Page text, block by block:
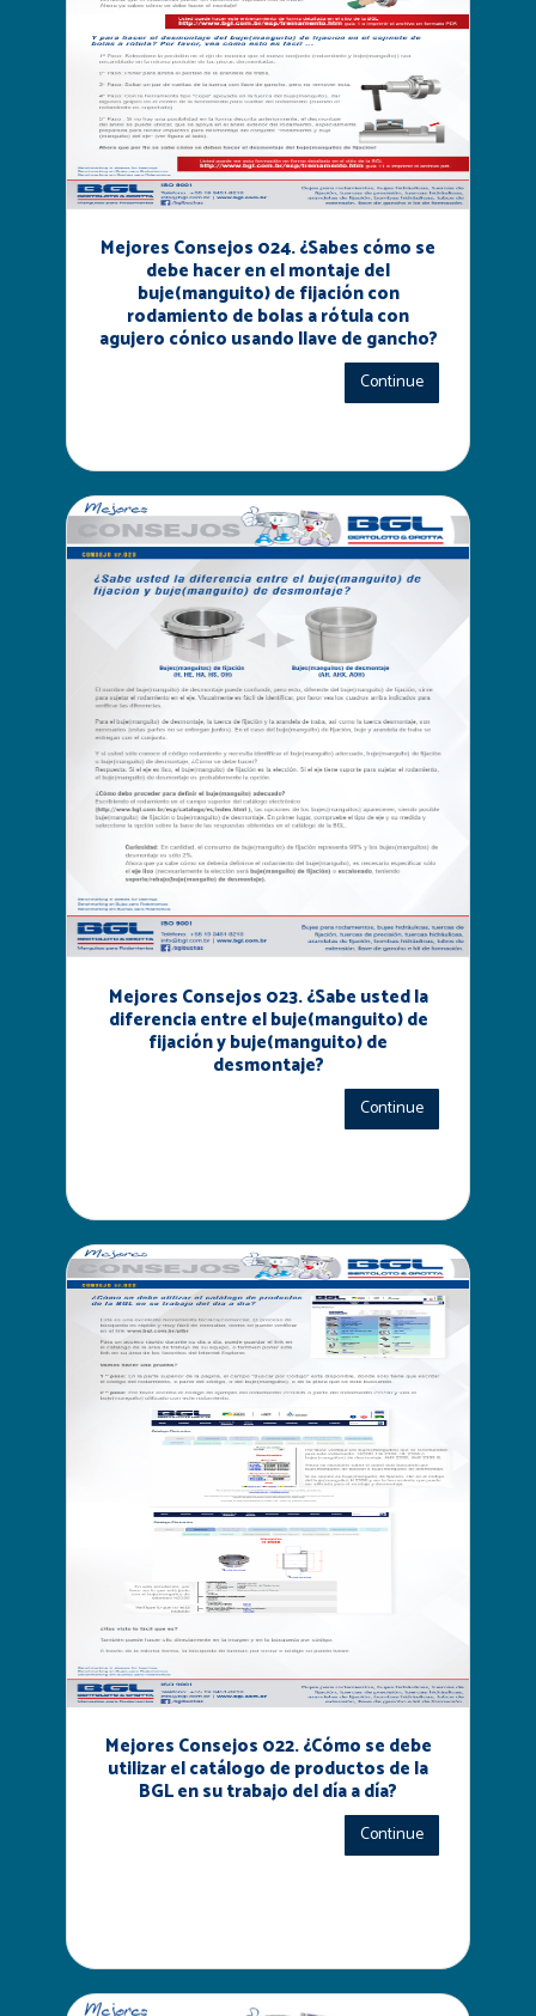
Mejores Consejos 024. ¿Sabes cómo se
debe hacer en el montaje del
buje(manguito) de fijación con
rodamiento de bolas a rótula con
agujero cónico usando llave de gancho?
Continue
Mejores Consejos 023. ¿Sabe usted la
diferencia entre el buje(manguito) de
fijación y buje(manguito) de
desmontaje?
Continue
Mejores Consejos 022. ¿Cómo se debe
utilizar el catálogo de productos de la
BGL en su trabajo del día a día?
Continue